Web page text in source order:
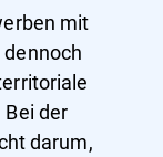
mit
der
darum,